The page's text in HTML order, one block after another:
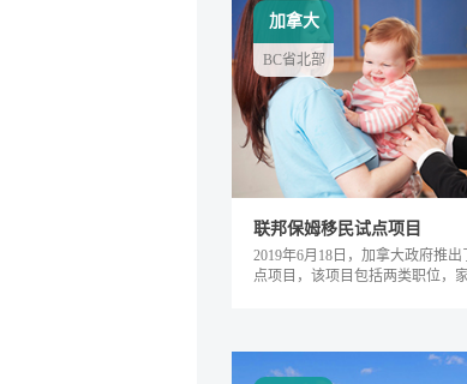
联邦保姆移民试点项目
2019年6月18日，加拿大政府推
点项目，该项目包括两类职位，
加拿大
BC省北部